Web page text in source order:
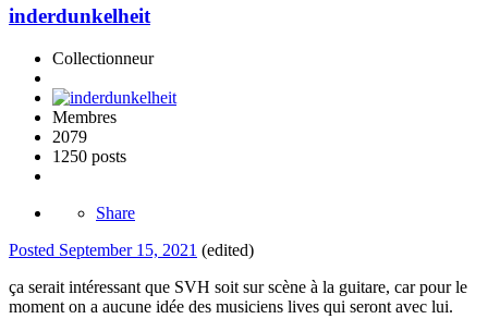
inderdunkelheit
Collectionneur
Membres
2079
1250 posts
Share
Posted September 15, 2021 (edited)
ça serait intéressant que SVH soit sur scène à la guitare, car pour le
moment on a aucune idée des musiciens lives qui seront avec lui.